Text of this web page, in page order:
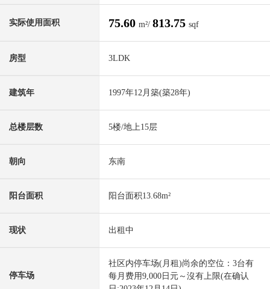
实际使用面积 75.60 m²/ 813.75 sqf
房型 3LDK
建筑年 1997年12月築(築28年)
总楼层数 5楼/地上15层
朝向 东南
阳台面积 阳台面积13.68m²
现状 出租中
停车场
社区内停车场(月租)尚余的空位：3台有
每月费用9,000日元～沒有上限(在确认